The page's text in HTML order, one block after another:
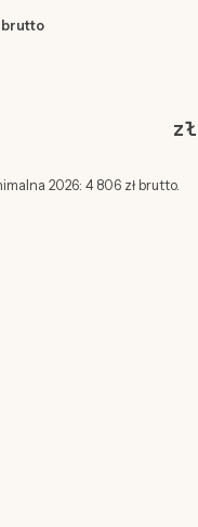
brutto
zł
2026: 4 806 zł brutto.